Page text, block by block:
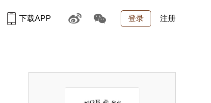
登录 注册
下载APP